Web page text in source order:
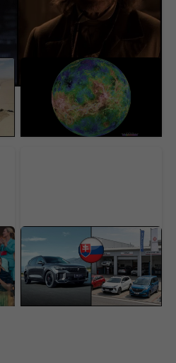
Vedci sa vo Venuši celé
roky mýlili. Pod jej
povrchom objavili
procesy, s ktorými sa
ešte nestretli
Čínske autá útočia na
svoju najväčšiu slabinu.
Toto má byť riešenie,
ako si získať Slovákov